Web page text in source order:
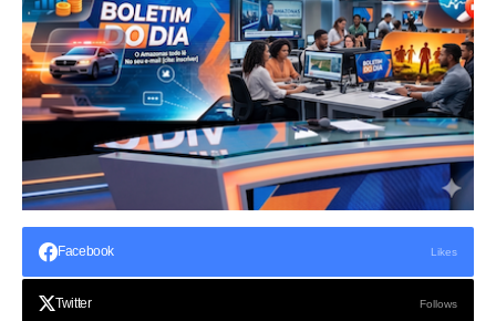
Facebook Likes
Twitter Follows